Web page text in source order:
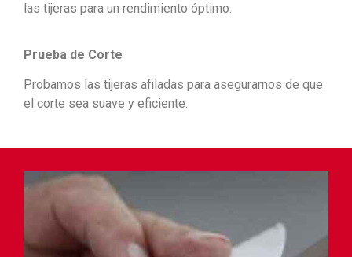
las tijeras para un rendimiento óptimo.
Prueba de Corte
Probamos las tijeras afiladas para asegurarnos de que
el corte sea suave y eficiente.